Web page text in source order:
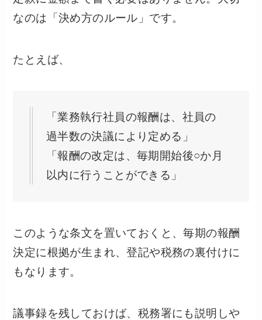
なのは「決め方のルール」です。
たとえば、
「業務執行社員の報酬は、社員の
過半数の決議により定める」
「報酬の改定は、毎期開始後○か月
以内に行うことができる」
このような条文を置いておくと、毎期の報酬
決定に根拠が生まれ、登記や税務の裏付けに
もなります。
議事録を残しておけば、税務署にも説明しや